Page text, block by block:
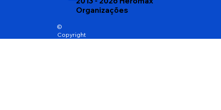
©
Copyright
Organizações